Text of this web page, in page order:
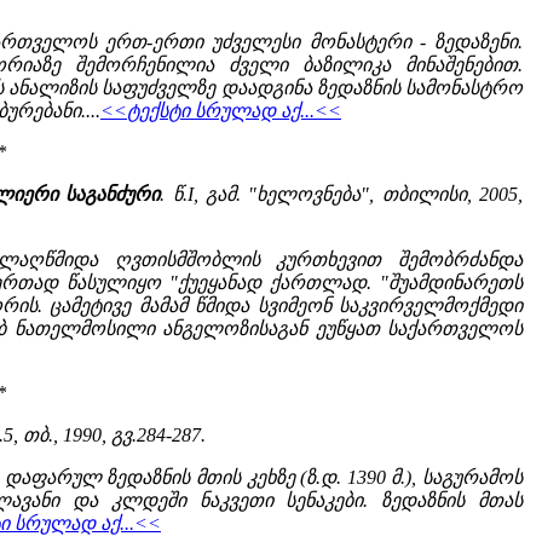
ერთ-ერთი უძველესი მონასტერი - ზედაზენი.
შემორჩენილია ძველი ბაზილიკა მინაშენებით.
საფუძველზე დაადგინა ზედაზნის სამონასტრო
<<ტექსტი სრულად აქ...<<
საგანძური. წ.I, გამ. "ხელოვნება", თბილისი, 2005,
ღვთისმშობლის კურთხევით შემობრძანდა
წასულიყო "ქუეყანად ქართლად. "შუამდინარეთს
ცამეტივე მამამ წმიდა სვიმეონ საკვირველმოქმედი
ნათელმოსილი ანგელოზისაგან ეუწყათ საქართველოს
თბ., 1990, გვ.284-287.
ზედაზნის მთის კეხზე (ზ.დ. 1390 მ.), საგურამოს
და კლდეში ნაკვეთი სენაკები. ზედაზნის მთას
სრულად აქ...<<